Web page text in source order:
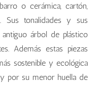
o cerámica, cartón,
Sus tonalidades y sus
árbol de plástico
Además estas piezas
sostenible y ecológica
por su menor huella de